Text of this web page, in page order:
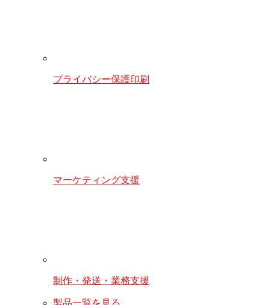
プライバシー保護印刷
マーケティング支援
制作・発送・業務支援
製品一覧を見る